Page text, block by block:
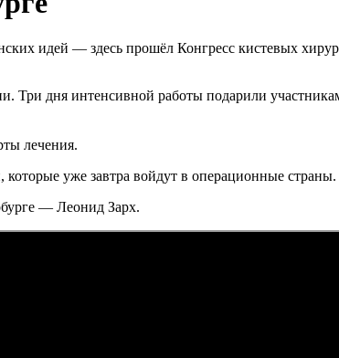
идей — здесь прошёл Конгресс кистевых
Три дня интенсивной работы подарили
лечения.
уже завтра войдут в операционные страны.
— Леонид Зарх.